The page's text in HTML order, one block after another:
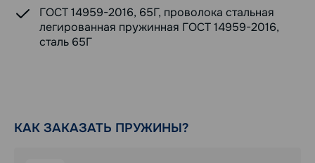
ГОСТ 14959-2016, 65Г, проволока стальная
легированная пружинная ГОСТ 14959-2016,
сталь 65Г
КАК ЗАКАЗАТЬ ПРУЖИНЫ?